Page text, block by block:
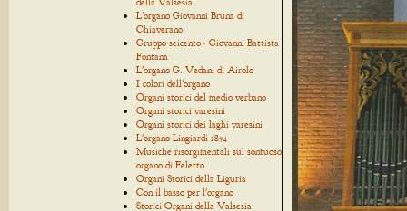
L'organo Giovanni Bruna di
Chiaverano
Gruppo seicento - Giovanni Battista
Fontana
L'organo G. Vedani di Airolo
I colori dell'organo
Organi storici del medio verbano
Organi storici varesini
Organi storici dei laghi varesini
L'organo Lingiardi 1854
Musiche risorgimentali sul sontuoso
organo di Feletto
Organi Storici della Liguria
Con il basso per l'organo
Storici Organi della Valsesia